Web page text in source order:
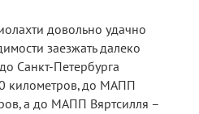
довольно удачно
заезжать далеко
Санкт-Петербурга
километров, до МАПП
а до МАПП Вяртсилля –